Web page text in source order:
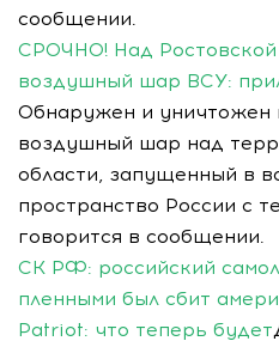
сообщении.
СРОЧНО! Над
воздушный шар ВСУ:
Обнаружен и уничтожен
воздушный шар над
области, запущенный в
пространство России с
говорится в сообщении.
СК РФ: российский
пленными был сбит
Patriot: что теперь будет